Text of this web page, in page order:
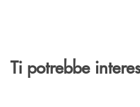
Ti potrebbe